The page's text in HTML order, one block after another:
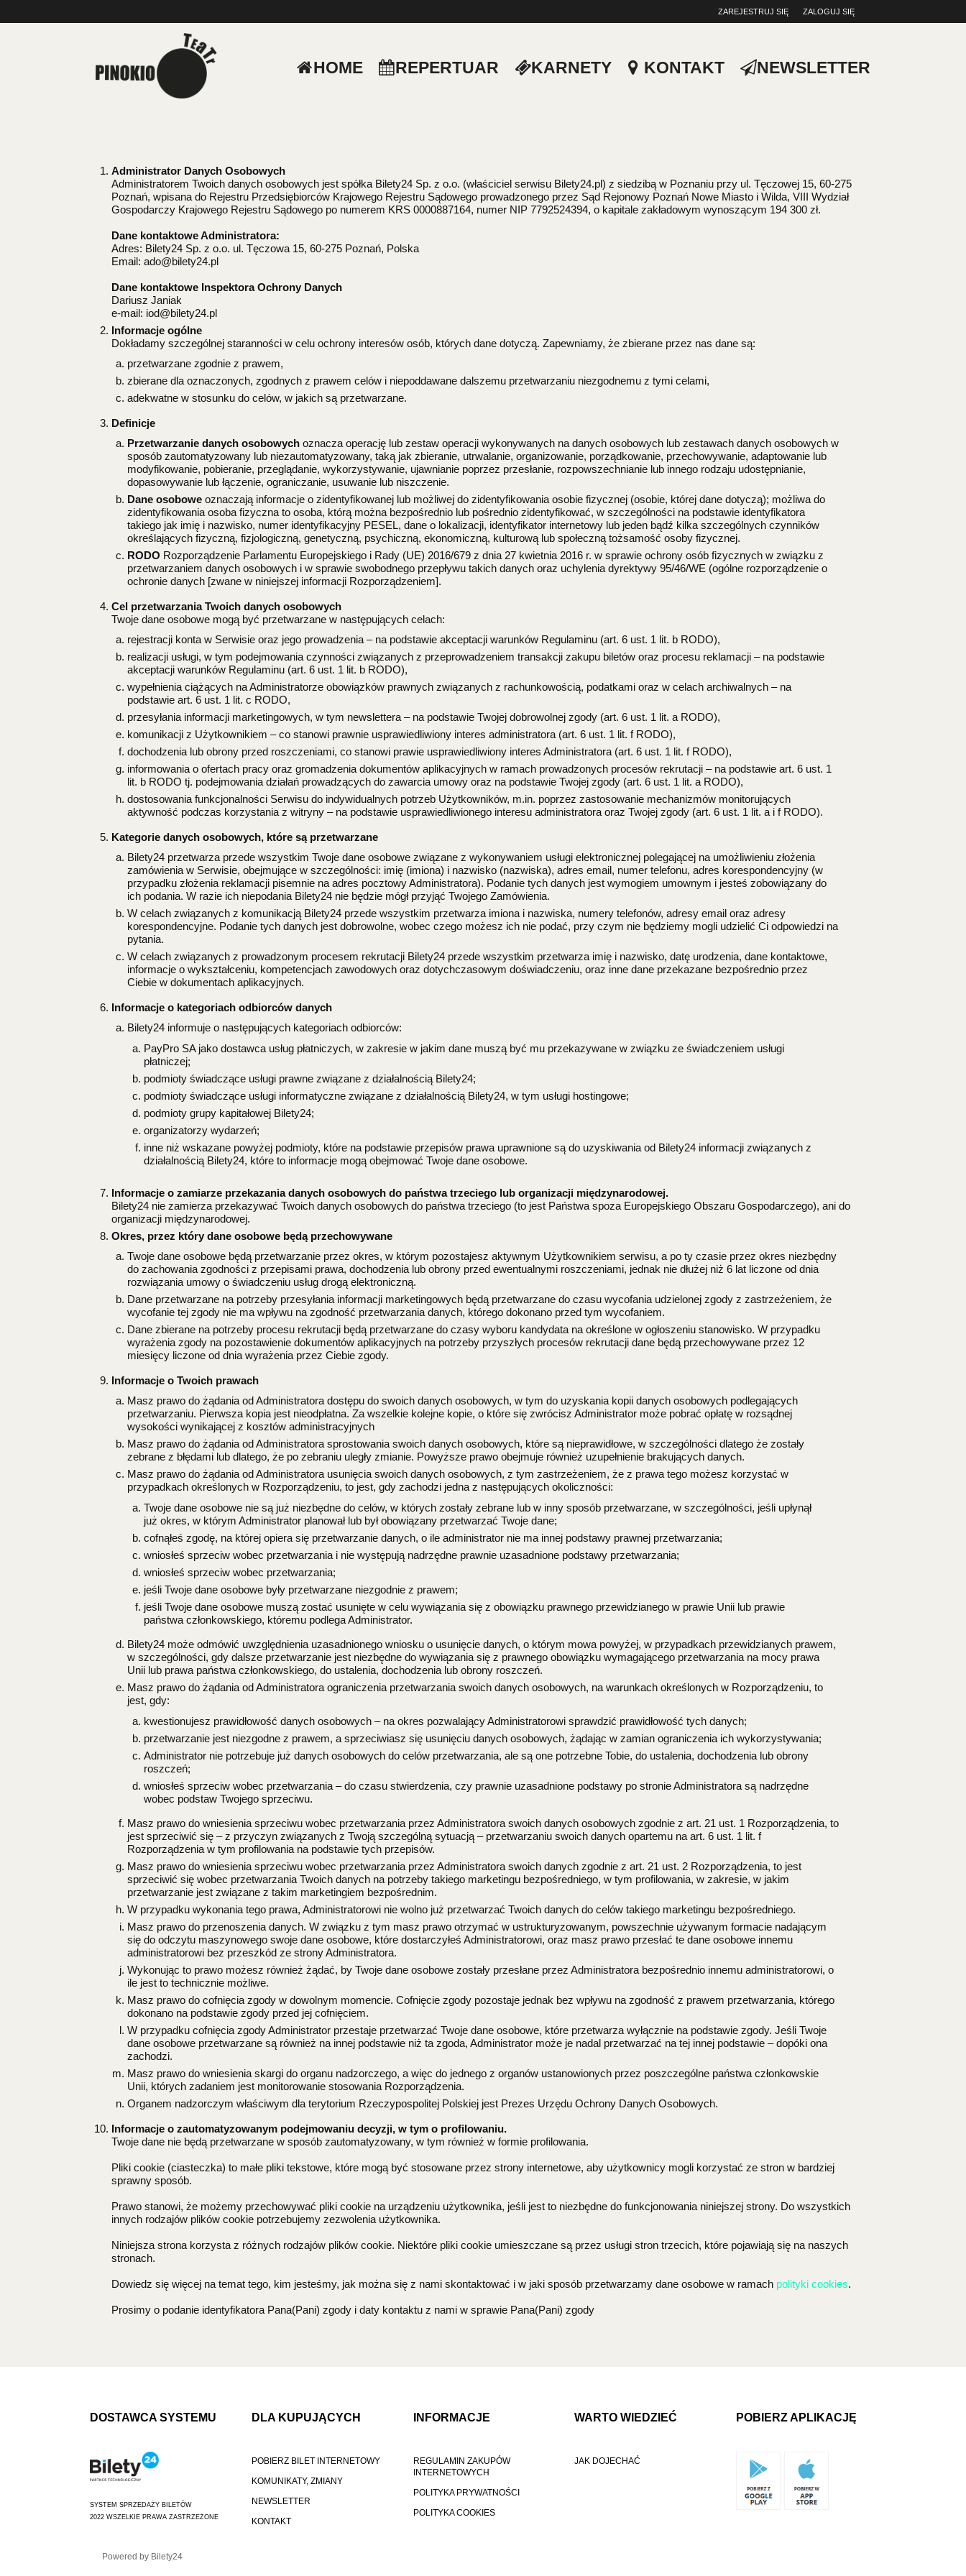
ZAREJESTRUJ SIĘ ZALOGUJ SIĘ
HOME REPERTUAR KARNETY KONTAKT NEWSLETTER
Administrator Danych Osobowych
Administratorem Twoich danych osobowych jest spółka Bilety24 Sp. z o.o. (właściciel serwisu Bilety24.pl) z siedzibą w Poznaniu przy ul. Tęczowej 15, 60-275
Poznań, wpisana do Rejestru Przedsiębiorców Krajowego Rejestru Sądowego prowadzonego przez Sąd Rejonowy Poznań Nowe Miasto i Wilda, VIII Wydział
Gospodarczy Krajowego Rejestru Sądowego po numerem KRS 0000887164, numer NIP 7792524394, o kapitale zakładowym wynoszącym 194 300 zł.
Dane kontaktowe Administratora:
Adres: Bilety24 Sp. z o.o. ul. Tęczowa 15, 60-275 Poznań, Polska
Email: ado@bilety24.pl
Dane kontaktowe Inspektora Ochrony Danych
Dariusz Janiak
e-mail: iod@bilety24.pl
Informacje ogólne
Dokładamy szczególnej staranności w celu ochrony interesów osób, których dane dotyczą. Zapewniamy, że zbierane przez nas dane są:
przetwarzane zgodnie z prawem,
zbierane dla oznaczonych, zgodnych z prawem celów i niepoddawane dalszemu przetwarzaniu niezgodnemu z tymi celami,
adekwatne w stosunku do celów, w jakich są przetwarzane.
Definicje
Przetwarzanie danych osobowych oznacza operację lub zestaw operacji wykonywanych na danych osobowych lub zestawach danych osobowych w
sposób zautomatyzowany lub niezautomatyzowany, taką jak zbieranie, utrwalanie, organizowanie, porządkowanie, przechowywanie, adaptowanie lub
modyfikowanie, pobieranie, przeglądanie, wykorzystywanie, ujawnianie poprzez przesłanie, rozpowszechnianie lub innego rodzaju udostępnianie,
dopasowywanie lub łączenie, ograniczanie, usuwanie lub niszczenie.
Dane osobowe oznaczają informacje o zidentyfikowanej lub możliwej do zidentyfikowania osobie fizycznej (osobie, której dane dotyczą); możliwa do
zidentyfikowania osoba fizyczna to osoba, którą można bezpośrednio lub pośrednio zidentyfikować, w szczególności na podstawie identyfikatora
takiego jak imię i nazwisko, numer identyfikacyjny PESEL, dane o lokalizacji, identyfikator internetowy lub jeden bądź kilka szczególnych czynników
określających fizyczną, fizjologiczną, genetyczną, psychiczną, ekonomiczną, kulturową lub społeczną tożsamość osoby fizycznej.
RODO Rozporządzenie Parlamentu Europejskiego i Rady (UE) 2016/679 z dnia 27 kwietnia 2016 r. w sprawie ochrony osób fizycznych w związku z
przetwarzaniem danych osobowych i w sprawie swobodnego przepływu takich danych oraz uchylenia dyrektywy 95/46/WE (ogólne rozporządzenie o
ochronie danych [zwane w niniejszej informacji Rozporządzeniem].
Cel przetwarzania Twoich danych osobowych
Twoje dane osobowe mogą być przetwarzane w następujących celach:
rejestracji konta w Serwisie oraz jego prowadzenia – na podstawie akceptacji warunków Regulaminu (art. 6 ust. 1 lit. b RODO),
realizacji usługi, w tym podejmowania czynności związanych z przeprowadzeniem transakcji zakupu biletów oraz procesu reklamacji – na podstawie
akceptacji warunków Regulaminu (art. 6 ust. 1 lit. b RODO),
wypełnienia ciążących na Administratorze obowiązków prawnych związanych z rachunkowością, podatkami oraz w celach archiwalnych – na
podstawie art. 6 ust. 1 lit. c RODO,
przesyłania informacji marketingowych, w tym newslettera – na podstawie Twojej dobrowolnej zgody (art. 6 ust. 1 lit. a RODO),
komunikacji z Użytkownikiem – co stanowi prawnie usprawiedliwiony interes administratora (art. 6 ust. 1 lit. f RODO),
dochodzenia lub obrony przed roszczeniami, co stanowi prawie usprawiedliwiony interes Administratora (art. 6 ust. 1 lit. f RODO),
informowania o ofertach pracy oraz gromadzenia dokumentów aplikacyjnych w ramach prowadzonych procesów rekrutacji – na podstawie art. 6 ust. 1
lit. b RODO tj. podejmowania działań prowadzących do zawarcia umowy oraz na podstawie Twojej zgody (art. 6 ust. 1 lit. a RODO),
dostosowania funkcjonalności Serwisu do indywidualnych potrzeb Użytkowników, m.in. poprzez zastosowanie mechanizmów monitorujących
aktywność podczas korzystania z witryny – na podstawie usprawiedliwionego interesu administratora oraz Twojej zgody (art. 6 ust. 1 lit. a i f RODO).
Kategorie danych osobowych, które są przetwarzane
Bilety24 przetwarza przede wszystkim Twoje dane osobowe związane z wykonywaniem usługi elektronicznej polegającej na umożliwieniu złożenia
zamówienia w Serwisie, obejmujące w szczególności: imię (imiona) i nazwisko (nazwiska), adres email, numer telefonu, adres korespondencyjny (w
przypadku złożenia reklamacji pisemnie na adres pocztowy Administratora). Podanie tych danych jest wymogiem umownym i jesteś zobowiązany do
ich podania. W razie ich niepodania Bilety24 nie będzie mógł przyjąć Twojego Zamówienia.
W celach związanych z komunikacją Bilety24 przede wszystkim przetwarza imiona i nazwiska, numery telefonów, adresy email oraz adresy
korespondencyjne. Podanie tych danych jest dobrowolne, wobec czego możesz ich nie podać, przy czym nie będziemy mogli udzielić Ci odpowiedzi na
pytania.
W celach związanych z prowadzonym procesem rekrutacji Bilety24 przede wszystkim przetwarza imię i nazwisko, datę urodzenia, dane kontaktowe,
informacje o wykształceniu, kompetencjach zawodowych oraz dotychczasowym doświadczeniu, oraz inne dane przekazane bezpośrednio przez
Ciebie w dokumentach aplikacyjnych.
Informacje o kategoriach odbiorców danych
Bilety24 informuje o następujących kategoriach odbiorców:
PayPro SA jako dostawca usług płatniczych, w zakresie w jakim dane muszą być mu przekazywane w związku ze świadczeniem usługi
płatniczej;
podmioty świadczące usługi prawne związane z działalnością Bilety24;
podmioty świadczące usługi informatyczne związane z działalnością Bilety24, w tym usługi hostingowe;
podmioty grupy kapitałowej Bilety24;
organizatorzy wydarzeń;
inne niż wskazane powyżej podmioty, które na podstawie przepisów prawa uprawnione są do uzyskiwania od Bilety24 informacji związanych z
działalnością Bilety24, które to informacje mogą obejmować Twoje dane osobowe.
Informacje o zamiarze przekazania danych osobowych do państwa trzeciego lub organizacji międzynarodowej.
Bilety24 nie zamierza przekazywać Twoich danych osobowych do państwa trzeciego (to jest Państwa spoza Europejskiego Obszaru Gospodarczego), ani do
organizacji międzynarodowej.
Okres, przez który dane osobowe będą przechowywane
Twoje dane osobowe będą przetwarzanie przez okres, w którym pozostajesz aktywnym Użytkownikiem serwisu, a po ty czasie przez okres niezbędny
do zachowania zgodności z przepisami prawa, dochodzenia lub obrony przed ewentualnymi roszczeniami, jednak nie dłużej niż 6 lat liczone od dnia
rozwiązania umowy o świadczeniu usług drogą elektroniczną.
Dane przetwarzane na potrzeby przesyłania informacji marketingowych będą przetwarzane do czasu wycofania udzielonej zgody z zastrzeżeniem, że
wycofanie tej zgody nie ma wpływu na zgodność przetwarzania danych, którego dokonano przed tym wycofaniem.
Dane zbierane na potrzeby procesu rekrutacji będą przetwarzane do czasy wyboru kandydata na określone w ogłoszeniu stanowisko. W przypadku
wyrażenia zgody na pozostawienie dokumentów aplikacyjnych na potrzeby przyszłych procesów rekrutacji dane będą przechowywane przez 12
miesięcy liczone od dnia wyrażenia przez Ciebie zgody.
Informacje o Twoich prawach
Masz prawo do żądania od Administratora dostępu do swoich danych osobowych, w tym do uzyskania kopii danych osobowych podlegających
przetwarzaniu. Pierwsza kopia jest nieodpłatna. Za wszelkie kolejne kopie, o które się zwrócisz Administrator może pobrać opłatę w rozsądnej
wysokości wynikającej z kosztów administracyjnych
Masz prawo do żądania od Administratora sprostowania swoich danych osobowych, które są nieprawidłowe, w szczególności dlatego że zostały
zebrane z błędami lub dlatego, że po zebraniu uległy zmianie. Powyższe prawo obejmuje również uzupełnienie brakujących danych.
Masz prawo do żądania od Administratora usunięcia swoich danych osobowych, z tym zastrzeżeniem, że z prawa tego możesz korzystać w
przypadkach określonych w Rozporządzeniu, to jest, gdy zachodzi jedna z następujących okoliczności:
Twoje dane osobowe nie są już niezbędne do celów, w których zostały zebrane lub w inny sposób przetwarzane, w szczególności, jeśli upłynął
już okres, w którym Administrator planował lub był obowiązany przetwarzać Twoje dane;
cofnąłeś zgodę, na której opiera się przetwarzanie danych, o ile administrator nie ma innej podstawy prawnej przetwarzania;
wniosłeś sprzeciw wobec przetwarzania i nie występują nadrzędne prawnie uzasadnione podstawy przetwarzania;
wniosłeś sprzeciw wobec przetwarzania;
jeśli Twoje dane osobowe były przetwarzane niezgodnie z prawem;
jeśli Twoje dane osobowe muszą zostać usunięte w celu wywiązania się z obowiązku prawnego przewidzianego w prawie Unii lub prawie
państwa członkowskiego, któremu podlega Administrator.
Bilety24 może odmówić uwzględnienia uzasadnionego wniosku o usunięcie danych, o którym mowa powyżej, w przypadkach przewidzianych prawem,
w szczególności, gdy dalsze przetwarzanie jest niezbędne do wywiązania się z prawnego obowiązku wymagającego przetwarzania na mocy prawa
Unii lub prawa państwa członkowskiego, do ustalenia, dochodzenia lub obrony roszczeń.
Masz prawo do żądania od Administratora ograniczenia przetwarzania swoich danych osobowych, na warunkach określonych w Rozporządzeniu, to
jest, gdy:
kwestionujesz prawidłowość danych osobowych – na okres pozwalający Administratorowi sprawdzić prawidłowość tych danych;
przetwarzanie jest niezgodne z prawem, a sprzeciwiasz się usunięciu danych osobowych, żądając w zamian ograniczenia ich wykorzystywania;
Administrator nie potrzebuje już danych osobowych do celów przetwarzania, ale są one potrzebne Tobie, do ustalenia, dochodzenia lub obrony
roszczeń;
wniosłeś sprzeciw wobec przetwarzania – do czasu stwierdzenia, czy prawnie uzasadnione podstawy po stronie Administratora są nadrzędne
wobec podstaw Twojego sprzeciwu.
Masz prawo do wniesienia sprzeciwu wobec przetwarzania przez Administratora swoich danych osobowych zgodnie z art. 21 ust. 1 Rozporządzenia, to
jest sprzeciwić się – z przyczyn związanych z Twoją szczególną sytuacją – przetwarzaniu swoich danych opartemu na art. 6 ust. 1 lit. f
Rozporządzenia w tym profilowania na podstawie tych przepisów.
Masz prawo do wniesienia sprzeciwu wobec przetwarzania przez Administratora swoich danych zgodnie z art. 21 ust. 2 Rozporządzenia, to jest
sprzeciwić się wobec przetwarzania Twoich danych na potrzeby takiego marketingu bezpośredniego, w tym profilowania, w zakresie, w jakim
przetwarzanie jest związane z takim marketingiem bezpośrednim.
W przypadku wykonania tego prawa, Administratorowi nie wolno już przetwarzać Twoich danych do celów takiego marketingu bezpośredniego.
Masz prawo do przenoszenia danych. W związku z tym masz prawo otrzymać w ustrukturyzowanym, powszechnie używanym formacie nadającym
się do odczytu maszynowego swoje dane osobowe, które dostarczyłeś Administratorowi, oraz masz prawo przesłać te dane osobowe innemu
administratorowi bez przeszkód ze strony Administratora.
Wykonując to prawo możesz również żądać, by Twoje dane osobowe zostały przesłane przez Administratora bezpośrednio innemu administratorowi, o
ile jest to technicznie możliwe.
Masz prawo do cofnięcia zgody w dowolnym momencie. Cofnięcie zgody pozostaje jednak bez wpływu na zgodność z prawem przetwarzania, którego
dokonano na podstawie zgody przed jej cofnięciem.
W przypadku cofnięcia zgody Administrator przestaje przetwarzać Twoje dane osobowe, które przetwarza wyłącznie na podstawie zgody. Jeśli Twoje
dane osobowe przetwarzane są również na innej podstawie niż ta zgoda, Administrator może je nadal przetwarzać na tej innej podstawie – dopóki ona
zachodzi.
Masz prawo do wniesienia skargi do organu nadzorczego, a więc do jednego z organów ustanowionych przez poszczególne państwa członkowskie
Unii, których zadaniem jest monitorowanie stosowania Rozporządzenia.
Organem nadzorczym właściwym dla terytorium Rzeczypospolitej Polskiej jest Prezes Urzędu Ochrony Danych Osobowych.
Informacje o zautomatyzowanym podejmowaniu decyzji, w tym o profilowaniu.
Twoje dane nie będą przetwarzane w sposób zautomatyzowany, w tym również w formie profilowania.
Pliki cookie (ciasteczka) to małe pliki tekstowe, które mogą być stosowane przez strony internetowe, aby użytkownicy mogli korzystać ze stron w bardziej
sprawny sposób.
Prawo stanowi, że możemy przechowywać pliki cookie na urządzeniu użytkownika, jeśli jest to niezbędne do funkcjonowania niniejszej strony. Do wszystkich
innych rodzajów plików cookie potrzebujemy zezwolenia użytkownika.
Niniejsza strona korzysta z różnych rodzajów plików cookie. Niektóre pliki cookie umieszczane są przez usługi stron trzecich, które pojawiają się na naszych
stronach.
Dowiedz się więcej na temat tego, kim jesteśmy, jak można się z nami skontaktować i w jaki sposób przetwarzamy dane osobowe w ramach polityki cookies.
Prosimy o podanie identyfikatora Pana(Pani) zgody i daty kontaktu z nami w sprawie Pana(Pani) zgody
DOSTAWCA SYSTEMU
SYSTEM SPRZEDAŻY BILETÓW
2022 WSZELKIE PRAWA ZASTRZEŻONE
DLA KUPUJĄCYCH
POBIERZ BILET INTERNETOWY
KOMUNIKATY, ZMIANY
NEWSLETTER
KONTAKT
INFORMACJE
REGULAMIN ZAKUPÓW
INTERNETOWYCH
POLITYKA PRYWATNOŚCI
POLITYKA COOKIES
WARTO WIEDZIEĆ
JAK DOJECHAĆ
POBIERZ APLIKACJĘ
Powered by Bilety24